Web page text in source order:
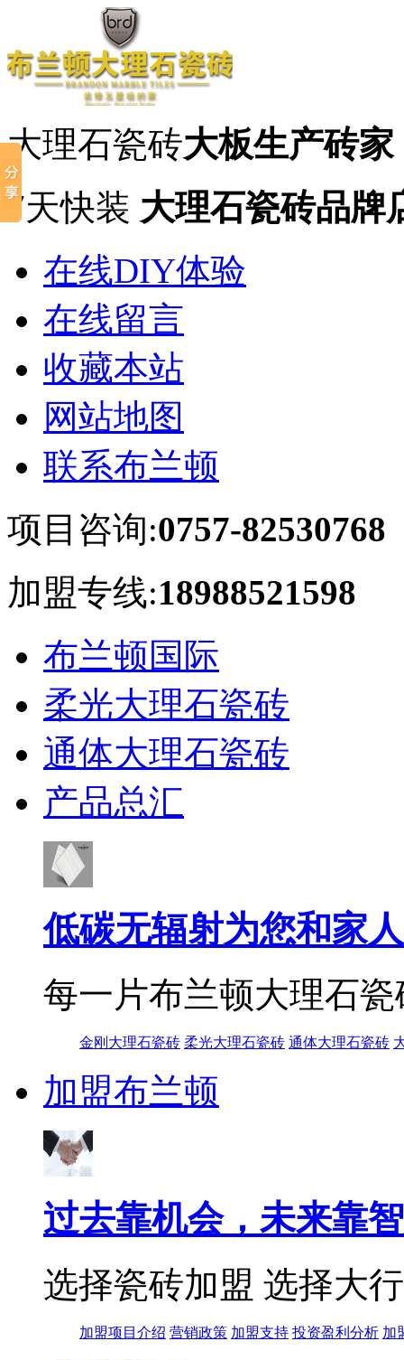
大理石瓷砖大板生产砖家
7天快装 大理石瓷砖品牌
在线DIY体验
在线留言
收藏本站
网站地图
联系布兰顿
项目咨询:0757-82530768
加盟专线:18988521598
布兰顿国际
柔光大理石瓷砖
通体大理石瓷砖
产品总汇
低碳无辐射为您和家
每一片布兰顿大理石
金刚大理石瓷砖 柔光大理石瓷砖 通体大理石瓷砖
加盟布兰顿
过去靠机会，未来靠
选择瓷砖加盟 选择大
加盟项目介绍 营销政策 加盟支持 投资盈利分析 加